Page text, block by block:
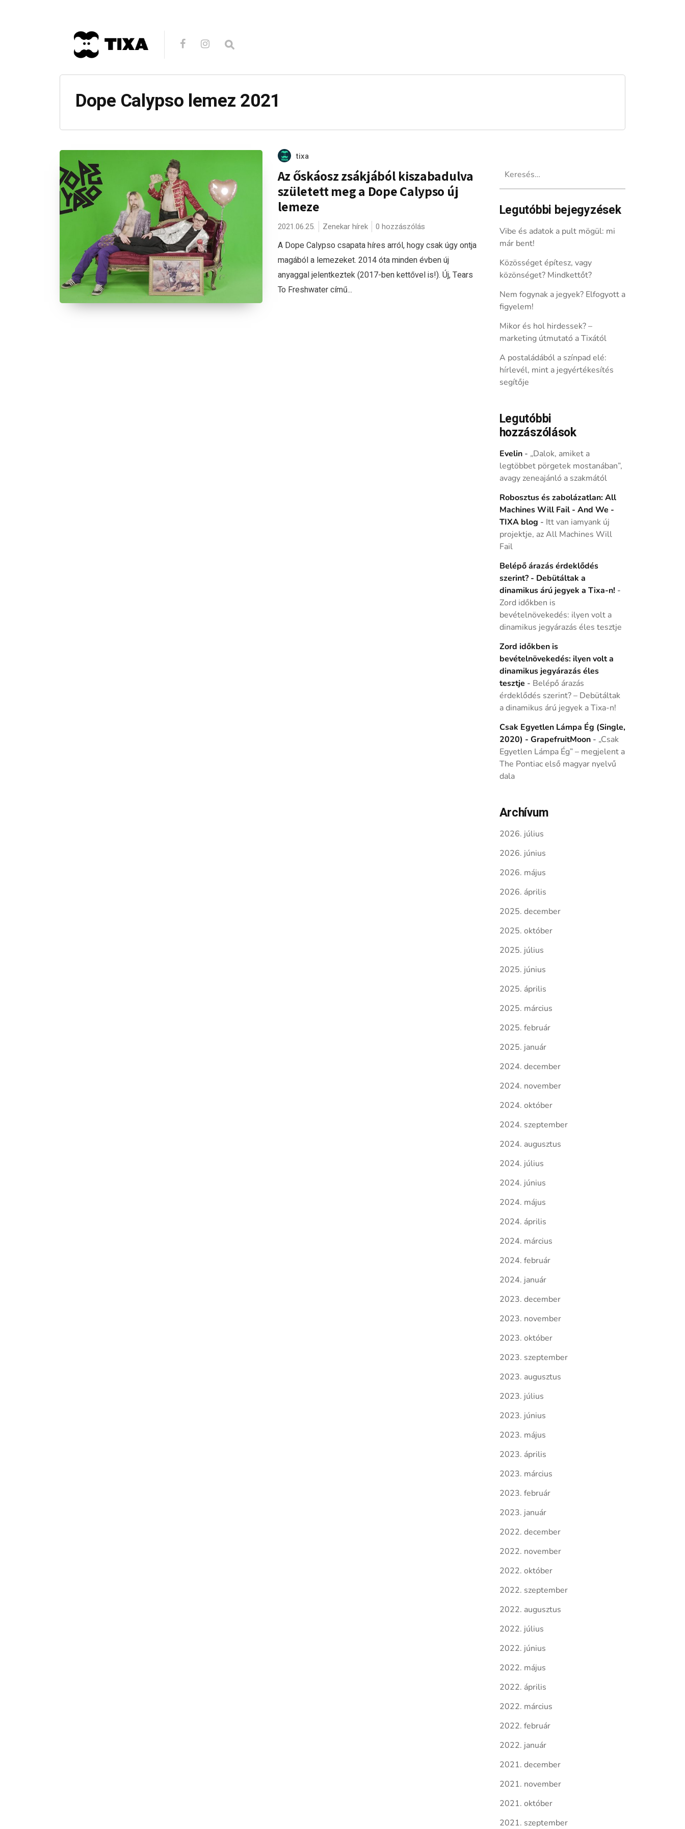
Dope Calypso lemez 2021
tixa
Az őskáosz zsákjából kiszabadulva
született meg a Dope Calypso új
lemeze
2021.06.25. Zenekar hírek 0 hozzászólás
A Dope Calypso csapata híres arról, hogy csak úgy ontja
magából a lemezeket. 2014 óta minden évben új
anyaggal jelentkeztek (2017-ben kettővel is!). Új, Tears
To Freshwater című...
Legutóbbi bejegyzések
Vibe és adatok a pult mögül: mi
már bent!
Közösséget építesz, vagy
közönséget? Mindkettőt?
Nem fogynak a jegyek? Elfogyott a
figyelem!
Mikor és hol hirdessek? –
marketing útmutató a Tixától
A postaládából a színpad elé:
hírlevél, mint a jegyértékesítés
segítője
Legutóbbi
hozzászólások
Evelin- „Dalok, amiket a
legtöbbet pörgetek mostanában”,
avagy zeneajánló a szakmától
Robosztus és zabolázatlan: All
Machines Will Fail - And We -
TIXA blog - Itt van iamyank új
projektje, az All Machines Will
Fail
Belépő árazás érdeklődés
szerint? - Debütáltak a
dinamikus árú jegyek a Tixa-n! -
Zord időkben is
bevételnövekedés: ilyen volt a
dinamikus jegyárazás éles tesztje
Zord időkben is
bevételnövekedés: ilyen volt a
dinamikus jegyárazás éles
tesztje - Belépő árazás
érdeklődés szerint? – Debütáltak
a dinamikus árú jegyek a Tixa-n!
Csak Egyetlen Lámpa Ég (Single,
2020) - GrapefruitMoon- „Csak
Egyetlen Lámpa Ég” – megjelent a
The Pontiac első magyar nyelvű
dala
Archívum
2026. július
2026. június
2026. május
2026. április
2025. december
2025. október
2025. július
2025. június
2025. április
2025. március
2025. február
2025. január
2024. december
2024. november
2024. október
2024. szeptember
2024. augusztus
2024. július
2024. június
2024. május
2024. április
2024. március
2024. február
2024. január
2023. december
2023. november
2023. október
2023. szeptember
2023. augusztus
2023. július
2023. június
2023. május
2023. április
2023. március
2023. február
2023. január
2022. december
2022. november
2022. október
2022. szeptember
2022. augusztus
2022. július
2022. június
2022. május
2022. április
2022. március
2022. február
2022. január
2021. december
2021. november
2021. október
2021. szeptember